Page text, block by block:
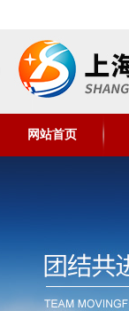
网站首页